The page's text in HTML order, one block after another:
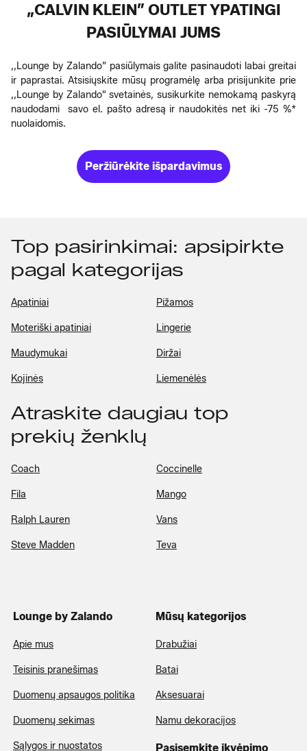
„CALVIN KLEIN” OUTLET YPATINGI
PASIŪLYMAI JUMS
,,Lounge by Zalando” pasiūlymais galite pasinaudoti labai greitai
ir paprastai. Atsisiųskite mūsų programėlę arba prisijunkite prie
,,Lounge by Zalando" svetainės, susikurkite nemokamą paskyrą
naudodami savo el. pašto adresą ir naudokitės net iki -75 %*
nuolaidomis.
Peržiūrėkite išpardavimus
Top pasirinkimai: apsipirkte
pagal kategorijas
Apatiniai Pižamos
Moteriški apatiniai Lingerie
Maudymukai Diržai
Kojinės Liemenėlės
Atraskite daugiau top
prekių ženklų
Coach Coccinelle
Fila Mango
Ralph Lauren Vans
Steve Madden Teva
Lounge by Zalando
Apie mus
Teisinis pranešimas
Duomenų apsaugos politika
Duomenų sekimas
Sąlygos ir nuostatos
Mūsų kategorijos
Drabužiai
Batai
Aksesuarai
Namu dekoracijos
Pasisemkite įkvėpimo